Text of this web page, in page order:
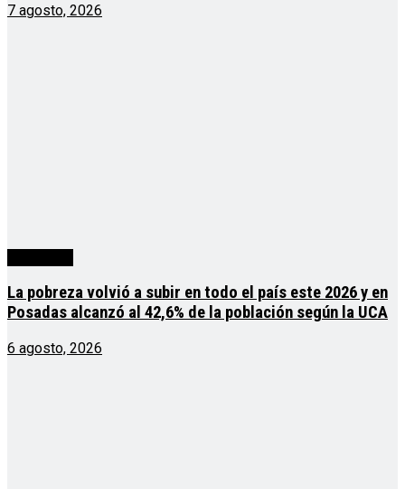
7 agosto, 2026
La pobreza volvió a subir en todo el país este 2026 y en
Posadas alcanzó al 42,6% de la población según la UCA
6 agosto, 2026